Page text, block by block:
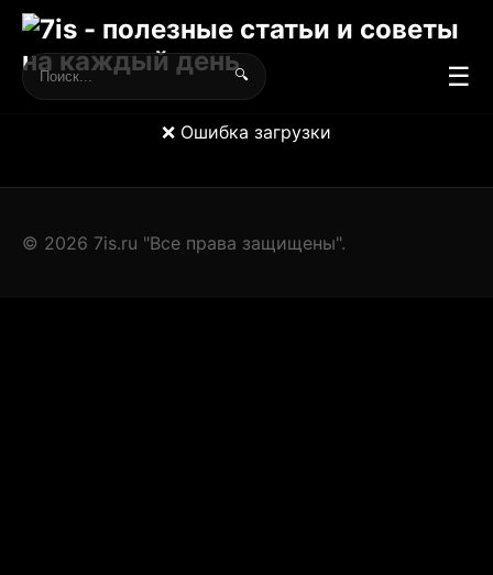
🔍 ☰
❌ Ошибка загрузки
© 2026 7is.ru "Все права защищены".